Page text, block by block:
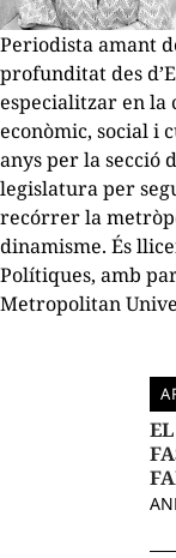
Periodista amant
profunditat des
especialitzar en la
econòmic, social i
anys per la secció
legislatura per
recórrer la
dinamisme. És
Polítiques, amb
Metropolitan